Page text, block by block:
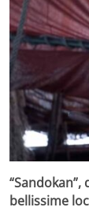
bellissime